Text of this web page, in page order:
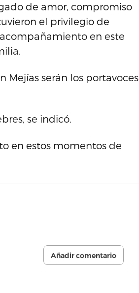
de amor, compromiso
el privilegio de
en este
Mejías serán los portavoces
se indicó.
en estos momentos de
Añadir comentario